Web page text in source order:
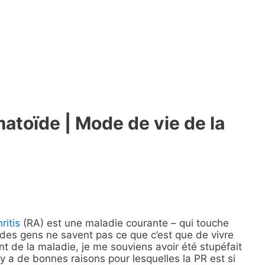
| Mode de vie de la
(RA) est une maladie courante – qui touche
gens ne savent pas ce que c’est que de vivre
de la maladie, je me souviens avoir été stupéfait
a de bonnes raisons pour lesquelles la PR est si